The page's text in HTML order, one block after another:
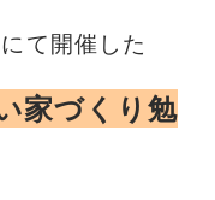
て開催した
家づくり勉